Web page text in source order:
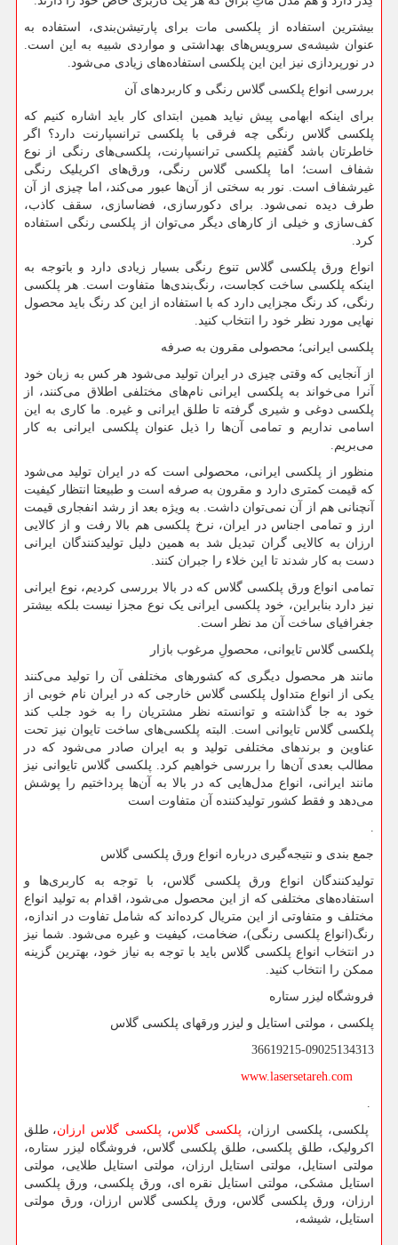
بیشترین استفاده از پلکسی مات برای پارتیشن‌بندی، استفاده به
عنوان شیشه‌ی سرویس‌های بهداشتی و مواردی شبیه به این است.
در نورپردازی نیز این این پلکسی استفاده‌های زیادی می‌شود.
بررسی انواع پلکسی گلاس رنگی و کاربردهای آن
برای اینکه ابهامی پیش نیاید همین ابتدای کار باید اشاره کنیم که
پلکسی گلاس رنگی چه فرقی با پلکسی ترانسپارنت دارد؟ اگر
خاطرتان باشد گفتیم پلکسی ترانسپارنت، پلکسی‌های رنگی از نوع
شفاف است؛ اما پلکسی گلاس رنگی، ورق‌های اکریلیک رنگی
غیرشفاف است. نور به سختی از آن‌ها عبور می‌کند، اما چیزی از آن
طرف دیده نمی‌شود. برای دکورسازی، فضاسازی، سقف کاذب،
کف‌سازی و خیلی از کارهای دیگر می‌توان از پلکسی رنگی استفاده
کرد.
انواع ورق پلکسی گلاس تنوع رنگی بسیار زیادی دارد و باتوجه به
اینکه پلکسی ساخت کجاست، رنگ‌بندی‌ها متفاوت است. هر پلکسی
رنگی، کد رنگ مجزایی دارد که با استفاده از این کد رنگ باید محصول
نهایی مورد نظر خود را انتخاب کنید.
پلکسی ایرانی؛ محصولی مقرون به صرفه
از آنجایی که وقتی چیزی در ایران تولید می‌شود هر کس به زبان خود
آنرا می‌خواند به پلکسی ایرانی نام‌های مختلفی اطلاق می‌کنند، از
پلکسی دوغی و شیری گرفته تا طلق ایرانی و غیره. ما کاری به این
اسامی نداریم و تمامی آن‌ها را ذیل عنوان پلکسی ایرانی به کار
می‌بریم.
منظور از پلکسی ایرانی، محصولی است که در ایران تولید می‌شود
که قیمت کمتری دارد و مقرون به صرفه است و طبیعتا انتظار کیفیت
آنچنانی هم از آن نمی‌توان داشت. به ویژه بعد از رشد انفجاری قیمت
ارز و تمامی اجناس در ایران، نرخ پلکسی هم بالا رفت و از کالایی
ارزان به کالایی گران تبدیل شد به همین دلیل تولیدکنندگان ایرانی
دست به کار شدند تا این خلاء را جبران کنند.
تمامی انواع ورق پلکسی گلاس که در بالا بررسی کردیم، نوع ایرانی
نیز دارد بنابراین، خود پلکسی ایرانی یک نوع مجزا نیست بلکه بیشتر
جغرافیای ساخت آن مد نظر است.
پلکسی گلاس تایوانی، محصولِ مرغوب بازار
مانند هر محصول دیگری که کشورهای مختلفی آن را تولید می‌کنند
یکی از انواع متداول پلکسی گلاس خارجی که در ایران نام خوبی از
خود به جا گذاشته و توانسته نظر مشتریان را به خود جلب کند
پلکسی گلاس تایوانی است. البته پلکسی‌های ساخت تایوان نیز تحت
عناوین و برندهای مختلفی تولید و به ایران صادر می‌شود که در
مطالب بعدی آن‌ها را بررسی خواهیم کرد. پلکسی گلاس تایوانی نیز
مانند ایرانی، انواع مدل‌هایی که در بالا به آن‌ها پرداختیم را پوشش
می‌دهد و فقط کشور تولیدکننده آن متفاوت است
جمع بندی و نتیجه‌گیری درباره انواع ورق پلکسی گلاس
تولیدکنندگان انواع ورق پلکسی گلاس، با توجه به کاربری‌ها و
استفاده‌های مختلفی که از این محصول می‌شود، اقدام به تولید انواع
مختلف و متفاوتی از این متریال کرده‌اند که شامل تفاوت در اندازه،
رنگ(انواع پلکسی رنگی)، ضخامت، کیفیت و غیره می‌شود. شما نیز
در انتخاب انواع پلکسی گلاس باید با توجه به نیاز خود، بهترین گزینه
ممکن را انتخاب کنید.
فروشگاه لیزر ستاره
پلکسی ، مولتی استایل و لیزر ورقهای پلکسی گلاس
36619215-09025134313
www.lasersetareh.com
پلکسی، پلکسی ارزان، پلکسی گلاس، پلکسی گلاس ارزان، طلق
اکرولیک، طلق پلکسی، طلق پلکسی گلاس، فروشگاه لیزر ستاره،
مولتی استایل، مولتی استایل ارزان، مولتی استایل طلایی، مولتی
استایل مشکی، مولتی استایل نقره ای، ورق پلکسی، ورق پلکسی
ارزان، ورق پلکسی گلاس، ورق پلکسی گلاس ارزان، ورق مولتی
استایل، شیشه،